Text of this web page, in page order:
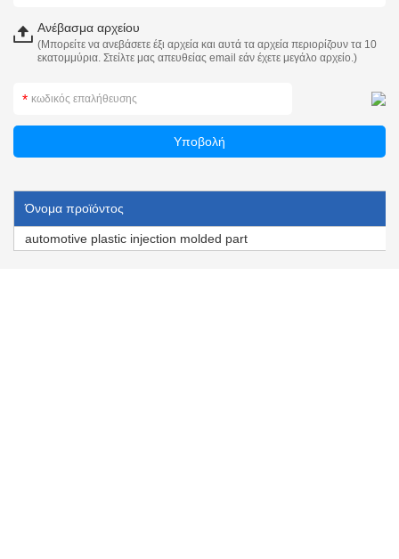
Ανέβασμα αρχείου
(Μπορείτε να ανεβάσετε έξι αρχεία και αυτά τα αρχεία περιορίζουν τα 10
εκατομμύρια. Στείλτε μας απευθείας email εάν έχετε μεγάλο αρχείο.)
Όνομα προϊόντος
automotive plastic injection molded part